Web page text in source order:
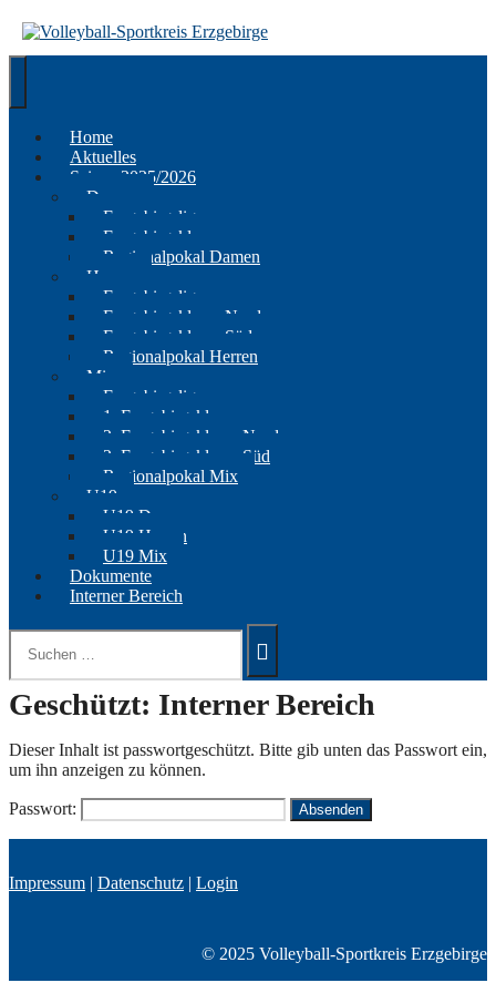
zum
Inhalt
Home
Aktuelles
Saison 2025/2026
Damen
Erzgebirgsliga
Erzgebirgsklasse
Regionalpokal Damen
Herren
Erzgebirgsliga
Erzgebirgsklasse Nord
Erzgebirgsklasse Süd
Regionalpokal Herren
Mix
Erzgebirgsliga
1. Erzgebirgsklasse
2. Erzgebirgsklasse Nord
2. Erzgebirgsklasse Süd
Regionalpokal Mix
U19
U19 Damen
U19 Herren
U19 Mix
Dokumente
Interner Bereich
Suchen
nach:
Geschützt: Interner Bereich
Dieser Inhalt ist passwortgeschützt. Bitte gib unten das Passwort ein,
um ihn anzeigen zu können.
Passwort:
Impressum | Datenschutz | Login
© 2025 Volleyball-Sportkreis Erzgebirge